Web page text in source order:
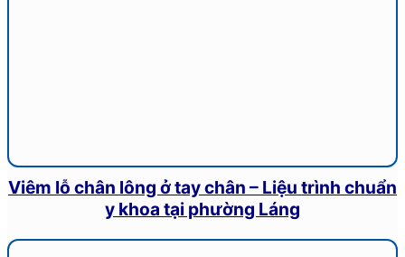
Viêm lỗ chân lông ở tay chân – Liệu trình chuẩn
y khoa tại phường Láng